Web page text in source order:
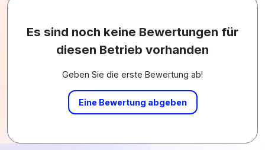
Es sind noch keine Bewertungen für
diesen Betrieb vorhanden
Geben Sie die erste Bewertung ab!
Eine Bewertung abgeben